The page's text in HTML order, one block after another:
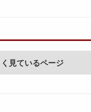
見ているページ